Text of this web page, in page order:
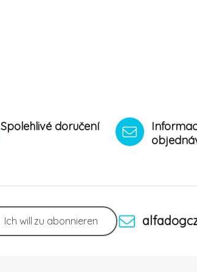
Spolehlivé doručení
Ich will zu abonnieren